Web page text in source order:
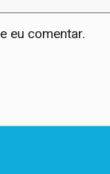
eu comentar.